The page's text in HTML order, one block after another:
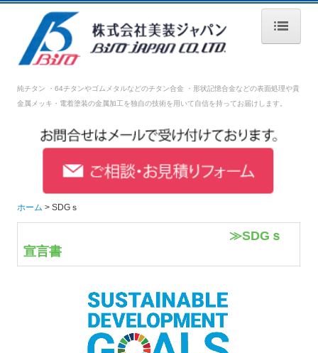
ホーム
会社案内
募集要項【生産技術】
募集要項【営業】
募集要項【メッキ分析の研究員】
純チタン ・64チタンやゴムメタルなどのチタン合金 ・形状記憶合金などの表面処理や貴
金属メッキ・電着塗装の金属加工を独自の技術を用いて自信を持ってお届けします。
ホーム SDGｓ
≫SDGｓ
宣言書